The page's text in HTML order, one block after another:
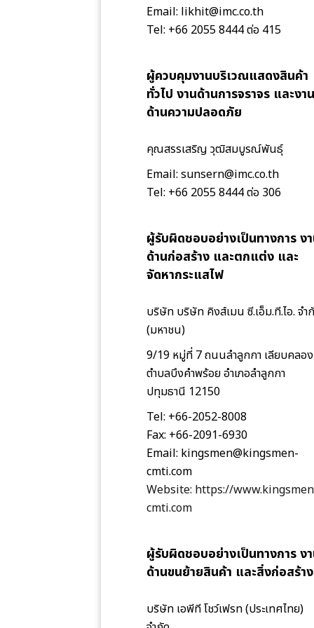
Email: likhit@imc.co.th
Tel: +66 2055 8444 ต่อ 415
ผู้ควบคุมงานบริเวณแสดงสินค้า
ทั่วไป งานด้านการจราจร และงาน
ด้านความปลอดภัย
คุณสรรเสริญ วุฒิสมบูรณ์พันธุ์
Email: sunsern@imc.co.th
Tel: +66 2055 8444 ต่อ 306
ผู้รับผิดชอบอย่างเป็นทางการ ง
ด้านก่อสร้าง และตกแต่ง และ
จัดหากระแสไฟ
บริษัท บริษัท คิงส์เมน ซี.เอ็ม.ที.ไอ. จำ
(มหาชน)
9/19 หมู่ที่ 7 ถนนลำลูกกา เลียบคลอ
ตำบลบึงคำพร้อย อำเภอลำลูกกา
ปทุมธานี 12150
Tel: +66-2052-8008
Fax: +66-2091-6930
Email: kingsmen@kingsmen-
cmti.com
Website: https://
cmti.com
ผู้รับผิดชอบอย่างเป็นทางการ ง
ด้านขนย้ายสินค้า และสิ่งก่อสร้าง
บริษัท เอพีที โชว์เฟรท (ประเทศไทย)